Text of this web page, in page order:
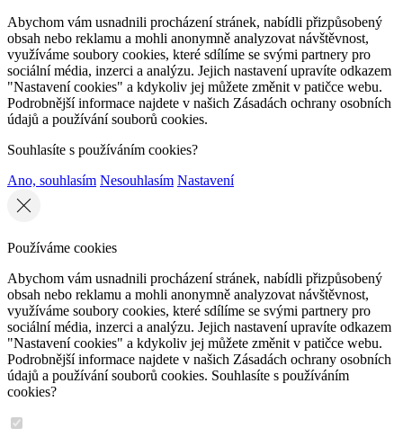
Abychom vám usnadnili procházení stránek, nabídli přizpůsobený
obsah nebo reklamu a mohli anonymně analyzovat návštěvnost,
využíváme soubory cookies, které sdílíme se svými partnery pro
sociální média, inzerci a analýzu. Jejich nastavení upravíte odkazem
"Nastavení cookies" a kdykoliv jej můžete změnit v patičce webu.
Podrobnější informace najdete v našich Zásadách ochrany osobních
údajů a používání souborů cookies.
Souhlasíte s používáním cookies?
Ano, souhlasím Nesouhlasím Nastavení
Používáme cookies
Abychom vám usnadnili procházení stránek, nabídli přizpůsobený
obsah nebo reklamu a mohli anonymně analyzovat návštěvnost,
využíváme soubory cookies, které sdílíme se svými partnery pro
sociální média, inzerci a analýzu. Jejich nastavení upravíte odkazem
"Nastavení cookies" a kdykoliv jej můžete změnit v patičce webu.
Podrobnější informace najdete v našich Zásadách ochrany osobních
údajů a používání souborů cookies. Souhlasíte s používáním
cookies?